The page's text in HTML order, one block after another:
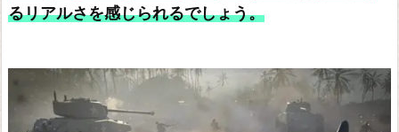
コ
ス
B
o
るリアルさを感じられるでしょう。